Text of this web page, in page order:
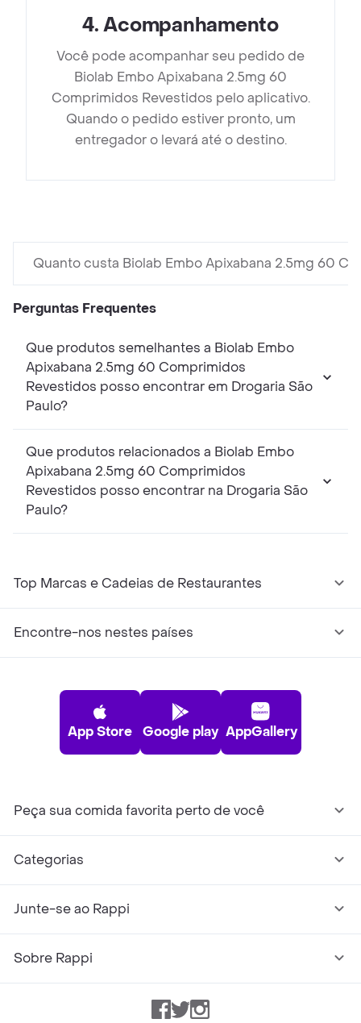
4.Acompanhamento
Você pode acompanhar seu pedido de
Biolab Embo Apixabana 2.5mg 60
Comprimidos Revestidos pelo aplicativo.
Quando o pedido estiver pronto, um
entregador o levará até o destino.
Quanto custa Biolab Embo Apixabana 2.5mg 60
Perguntas Frequentes
Que produtos semelhantes a Biolab Embo
Apixabana 2.5mg 60 Comprimidos
Revestidos posso encontrar em Drogaria São
Paulo?
Que produtos relacionados a Biolab Embo
Apixabana 2.5mg 60 Comprimidos
Revestidos posso encontrar na Drogaria São
Paulo?
Top Marcas e Cadeias de Restaurantes
Encontre-nos nestes países
App Store Google play AppGallery
Peça sua comida favorita perto de você
Categorias
Junte-se ao Rappi
Sobre Rappi
Facebook
TwitterInstagram